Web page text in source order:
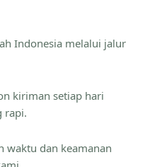
Indonesia melalui jalur
kiriman setiap hari
rapi.
waktu dan keamanan